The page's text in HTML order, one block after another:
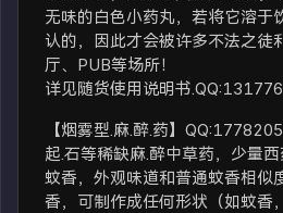
无味的白色小药丸，若将它溶于
认的，因此才会被许多不法之徒
厅、PUB等场所！
详见随货使用说明书
【烟雾型.麻.醉.药】
起.石等稀缺麻.醉中草药，少量
蚊香，外观味道和普通蚊香相似
香，可制作成任何形状（如蚊香